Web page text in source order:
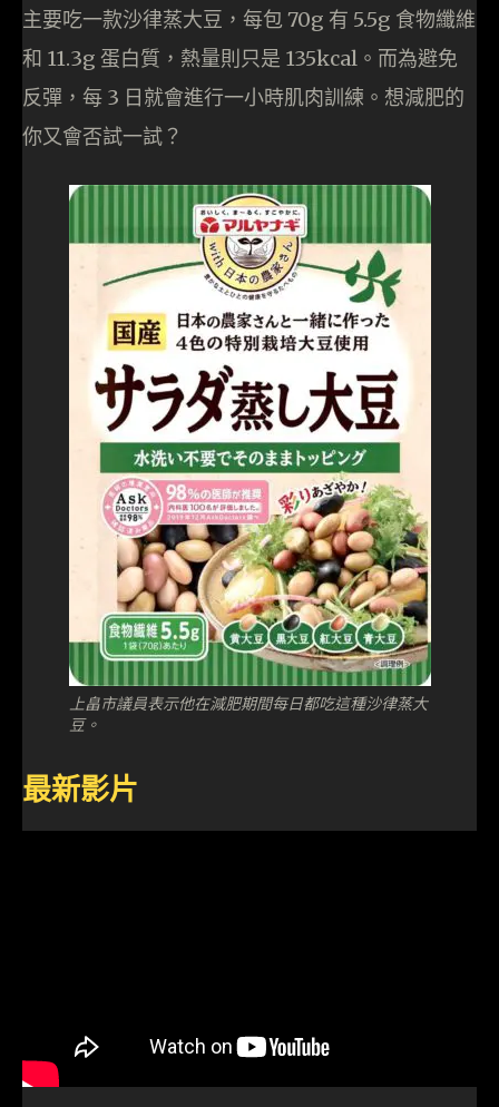
主要吃一款沙律蒸大豆，每包 70g 有 5.5g 食物纖維
和 11.3g 蛋白質，熱量則只是 135kcal。而為避免
反彈，每 3 日就會進行一小時肌肉訓練。想減肥的
你又會否試一試？
上畠市議員表示他在減肥期間每日都吃這種沙律蒸大
豆。
最新影片